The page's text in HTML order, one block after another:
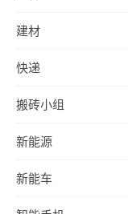
建材
快递
搬砖小组
新能源
新能车